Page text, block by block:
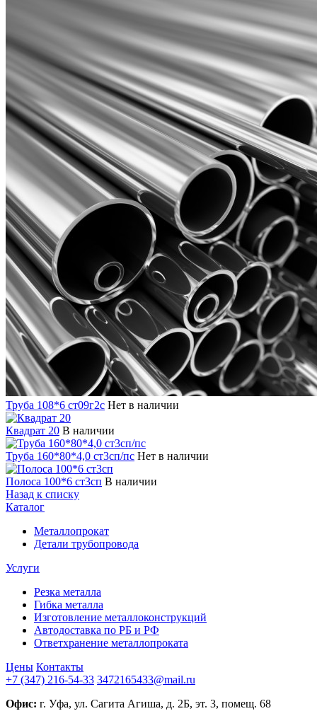
Труба 108*6 ст09г2с Нет в наличии
Квадрат 20 В наличии
Труба 160*80*4,0 ст3сп/пс Нет в наличии
Полоса 100*6 ст3сп В наличии
Назад к списку
Каталог
Металлопрокат
Детали трубопровода
Услуги
Резка металла
Гибка металла
Изготовление металлоконструкций
Автодоставка по РБ и РФ
Ответхранение металлопроката
Цены Контакты
+7 (347) 216-54-33 3472165433@mail.ru
Офис: г. Уфа, ул. Сагита Агиша, д. 2Б, эт. 3, помещ. 68